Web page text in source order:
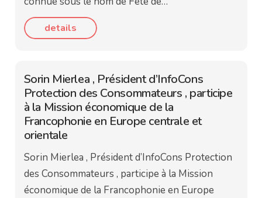
details
Sorin Mierlea , Président d’InfoCons
Protection des Consommateurs , participe
à la Mission économique de la
Francophonie en Europe centrale et
orientale
Sorin Mierlea , Président d’InfoCons Protection
des Consommateurs , participe à la Mission
économique de la Francophonie en Europe